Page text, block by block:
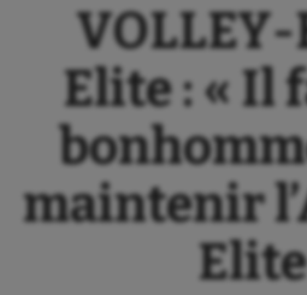
Elite : « Il
maintenir